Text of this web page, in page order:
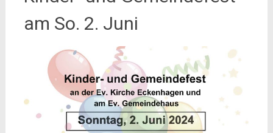
am So. 2. Juni